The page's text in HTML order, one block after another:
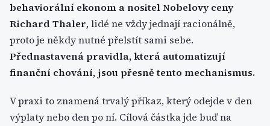
behaviorální ekonom a nositel Nobelovy ceny
Richard Thaler, lidé ne vždy jednají racionálně,
proto je někdy nutné přelstít sami sebe.
Přednastavená pravidla, která automatizují
finanční chování, jsou přesně tento mechanismus.
V praxi to znamená trvalý příkaz, který odejde v den
výplaty nebo den po ní. Cílová částka jde buď na